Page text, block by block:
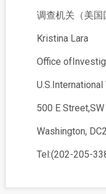
调查机关（美国
Kristina Lara
Office
500 E Street,SW
Washington,
Tel:(202-205-